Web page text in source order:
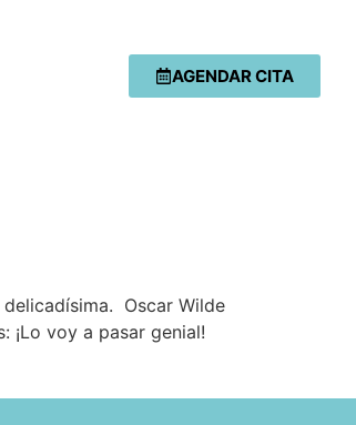
AGENDAR CITA
Oscar Wilde
¡Lo voy a pasar genial!